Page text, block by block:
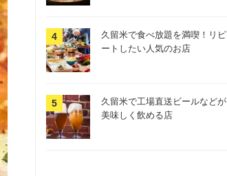
久留米で食べ放題を満喫！リピ
ートしたい人気のお店
久留米で工場直送ビールなどが
美味しく飲める店